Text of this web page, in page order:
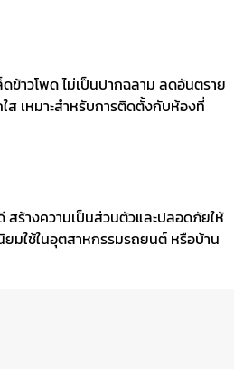
ข้าวโพด ไม่เป็นปากฉลาม ลดอันตราย
ส เหมาะสำหรับการติดตั้งกับห้องที่
ร้างความเป็นส่วนตัวและปลอดภัยให้
มใช้ในอุตสาหกรรมรถยนต์ หรือบ้าน